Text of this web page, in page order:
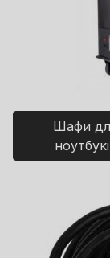
Шафи